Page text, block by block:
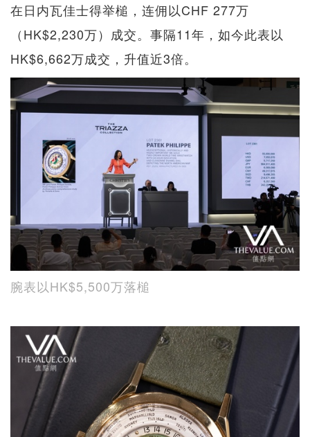
在日内瓦佳士得举槌，连佣以CHF 277万
（HK$2,230万）成交。事隔11年，如今此表以
HK$6,662万成交，升值近3倍。
腕表以HK$5,500万落槌